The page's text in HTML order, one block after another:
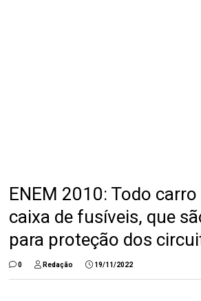
ENEM 2010: Todo
caixa de fusíveis, que
para proteção dos
0 Redação 19/11/2022